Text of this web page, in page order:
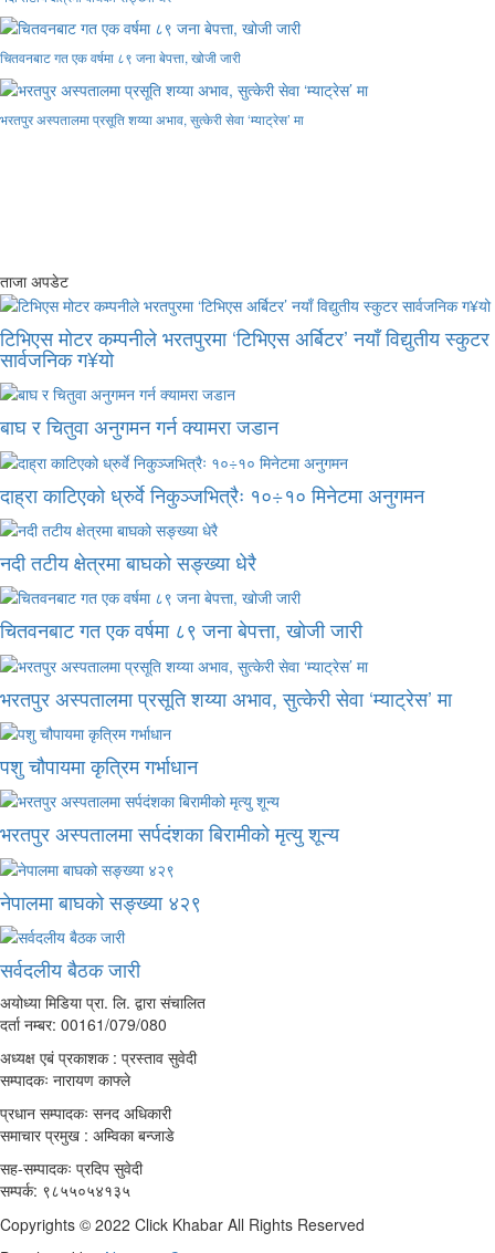
चितवनबाट गत एक वर्षमा ८९ जना बेपत्ता, खोजी जारी
भरतपुर अस्पतालमा प्रसूति शय्या अभाव, सुत्केरी सेवा ‘म्याट्रेस’ मा
ताजा अपडेट
टिभिएस मोटर कम्पनीले भरतपुरमा ‘टिभिएस अर्बिटर’ नयाँ विद्युतीय स्कुटर
सार्वजनिक ग¥यो
बाघ र चितुवा अनुगमन गर्न क्यामरा जडान
दाह्रा काटिएको ध्रुर्वे निकुञ्जभित्रैः १०÷१० मिनेटमा अनुगमन
नदी तटीय क्षेत्रमा बाघको सङ्ख्या धेरै
चितवनबाट गत एक वर्षमा ८९ जना बेपत्ता, खोजी जारी
भरतपुर अस्पतालमा प्रसूति शय्या अभाव, सुत्केरी सेवा ‘म्याट्रेस’ मा
पशु चौपायमा कृत्रिम गर्भाधान
भरतपुर अस्पतालमा सर्पदंशका बिरामीको मृत्यु शून्य
नेपालमा बाघको सङ्ख्या ४२९
सर्वदलीय बैठक जारी
अयोध्या मिडिया प्रा. लि. द्वारा संचालित
दर्ता नम्बर: 00161/079/080
अध्यक्ष एबं प्रकाशक : प्रस्ताव सुवेदी
सम्पादकः नारायण काफ्ले
प्रधान सम्पादकः सनद अधिकारी
समाचार प्रमुख : अम्विका बन्जाडे
सह-सम्पादकः प्रदिप सुवेदी
सम्पर्क: ९८५५०५४१३५
Copyrights © 2022 Click Khabar All Rights Reserved